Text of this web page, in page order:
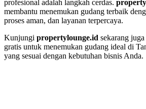
profesional adalah langkah cerdas.
membantu menemukan gudang terbaik
proses aman, dan layanan terpercaya.
Kunjungi propertylounge.id sekarang
gratis untuk menemukan gudang ideal di
yang sesuai dengan kebutuhan bisnis Anda.